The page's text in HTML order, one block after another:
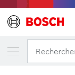
VOTRE VARIANTE
Bague de
2 609 200 138